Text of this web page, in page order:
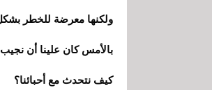
ولكنها معرضة للخطر
بالأمس كان علينا أن
كيف نتحدث مع أحبائنا؟